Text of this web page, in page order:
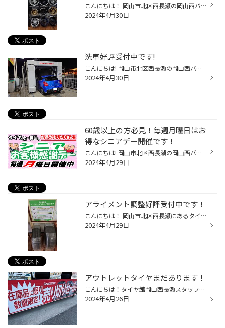
こんにちは！ 岡山市北区西長瀬の岡山西バイパス沿いにあります、タイヤ館岡山西長瀬店スタッフのスマスです！ いつも当店のWebページをご覧いただきありがとうございます！ ここ数日雨の日が多く晴れてる日との気温差が大きい日が続きますね。皆様体調崩されませんようお気を付けくださいね！ 当店...
2024年4月30日
洗車好評受付中です!
こんにちは! 岡山市北区西長瀬の岡山西バイパス沿いにあります、タイヤ館岡山西長瀬店スタッフのスマスです！ いつも当店のWebページをご覧頂きありがとうございます! 今日はあいにくのお天気ですね…。タイヤの残ミゾは濡れた路面での性能に直結するのでお気をつけくださいね！ タイヤ点検ももちろ...
2024年4月30日
60歳以上の方必見！毎週月曜日はお
得なシニアデー開催です！
こんにちは! 岡山市北区西長瀬の岡山西バイパス沿いにあります、タイヤ館岡山西長瀬店スタッフのスマスです！ いつも当店のWebページをご覧頂きありがとうございます! 最近は20度後半の高い気温の日が続きますね！ 慣れない暑さに今の時期でも熱中症になる可能性も十分ありますのでお気を付けくださ...
2024年4月29日
アライメント調整好評受付中です！
こんにちは！ 岡山市北区西長瀬にあるタイヤ館岡山西長瀬店スタッフのスマスです！ 当店のWebページをご覧いただきありがとうございます！ 連休も後半に差し掛かりましたが中々天気が安定しませんね。 濡れた路面ではブレーキの制動距離も伸びてしまいますのでタイヤのミゾが少ない方はお気をつけく...
2024年4月29日
アウトレットタイヤまだあります！
こんにちは！タイヤ館岡山西長瀬スタッフの萩原です。 たくさんお問合せをいただき、アウトレットタイヤの在庫もちょっとずつ減ってきました。 萩原もよく近所のアウトレットに行きます。 おっ！っと思う商品を見つけても「他の所も見てから決めよう」と思って一旦店を出ると、戻ってきた時にはもう...
2024年4月26日